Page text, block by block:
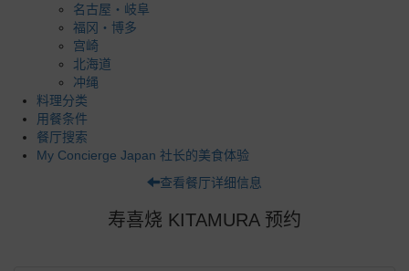
名古屋・岐阜
福冈・博多
宫崎
北海道
冲绳
料理分类
用餐条件
餐厅搜索
My Concierge Japan 社长的美食体验
查看餐厅详细信息
寿喜烧 KITAMURA 预约